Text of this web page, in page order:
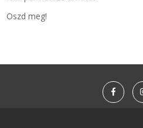
Oszd meg!